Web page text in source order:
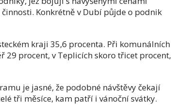
Konkrétně v Dubí půjde o podnik
kraji 35,6 procenta. Při komunálních
29 procent, v Teplicích skoro třicet procent,
je jasné, že podobné návštěvy čekají
tři měsíce, kam patří i vánoční svátky.